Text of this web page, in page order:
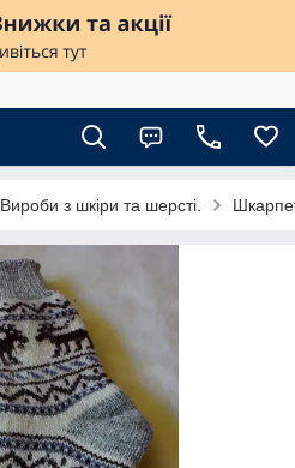
Вироби з шкіри та шерсті.